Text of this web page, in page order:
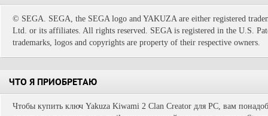
© SEGA. SEGA, the SEGA logo and YAKUZA are either registered
Ltd. or its affiliates. All rights reserved. SEGA is registered in the U.S.
trademarks, logos and copyrights are property of their respective owners.
ЧТО Я ПРИОБРЕТАЮ
Чтобы купить ключ Yakuza Kiwami 2 Clan Creator для PC, вам